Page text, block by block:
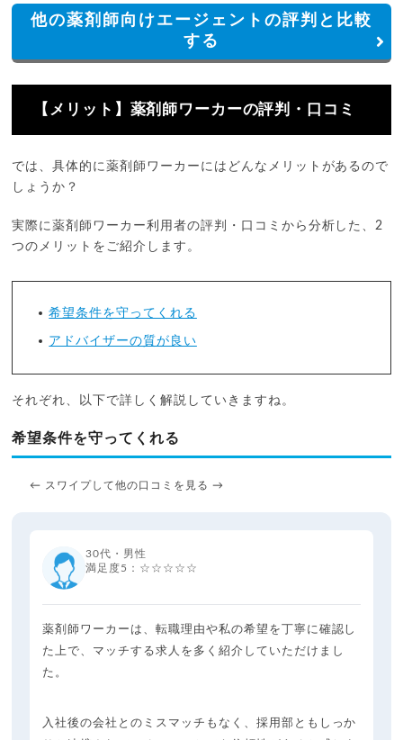
他の薬剤師向けエージェントの評判と比較
する
【メリット】薬剤師ワーカーの評判・口コミ
では、具体的に薬剤師ワーカーにはどんなメリットがあるので
しょうか？
実際に薬剤師ワーカー利用者の評判・口コミから分析した、2
つのメリットをご紹介します。
希望条件を守ってくれる
アドバイザーの質が良い
それぞれ、以下で詳しく解説していきますね。
希望条件を守ってくれる
← スワイプして他の口コミを見る →
30代・男性
満足度5：☆☆☆☆☆
薬剤師ワーカーは、転職理由や私の希望を丁寧に確認し
た上で、マッチする求人を多く紹介していただけまし
た。
入社後の会社とのミスマッチもなく、採用部ともしっか